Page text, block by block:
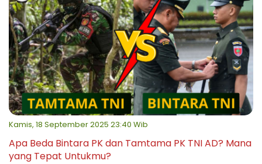
Kamis, 18 September 2025 23:40 Wib
Apa Beda Bintara PK dan Tamtama PK TNI AD? Mana
yang Tepat Untukmu?